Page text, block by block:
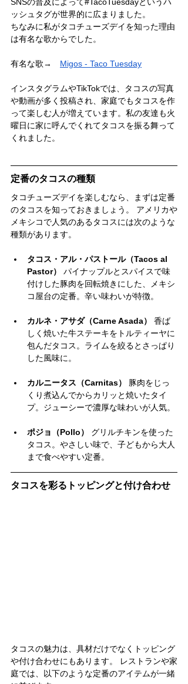
SNSの普及によって#TacoTuesdayというハ
ッシュタグが世界的に広まりました。
ちなみに私がタコチューズデイを知った理由
は有名な歌からでした。
有名な歌→ Migos - Taco Tuesday
インスタグラムやTikTokでは、タコスの写真
や動画が多く投稿され、家庭でもタコスを作
って楽しむ人が増えています。私の友達も火
曜日に家に呼んでくれてタコスを振る舞って
くれました。
定番のタコスの種類
タコチューズデイを楽しむなら、まずは定番
のタコスを知っておきましょう。 アメリカや
メキシコで人気のあるタコスには次のような
種類があります。
タコス・アル・パストール（Tacos al
Pastor）
パイナップルとスパイスで味
付けした豚肉を回転焼きにした、メキシ
コ屋台の定番。辛い味わいが特徴。
カルネ・アサダ（Carne Asada）
香ば
しく焼いた牛ステーキをトルティーヤに
包んだタコス。ライムを絞るとさっぱり
した風味に。
カルニータス（Carnitas）
豚肉をじっ
くり煮込んでからカリッと焼いたタイ
プ。ジューシーで濃厚な味わいが人気。
ポジョ（Pollo）
グリルチキンを使った
タコス。やさしい味で、子どもから大人
まで食べやすい定番。
タコスを彩るトッピングと付け合わせ
タコスの魅力は、具材だけでなくトッピング
や付け合わせにもあります。 レストランや家
庭では、以下のような定番のアイテムが一緒